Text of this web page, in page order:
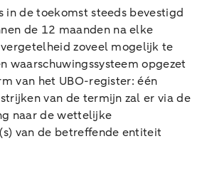
in de toekomst steeds bevestigd
de 12 maanden na elke
zoveel mogelijk te
waarschuwingssysteem opgezet
van het UBO-register: één
van de termijn zal er via de
naar de wettelijke
van de betreffende entiteit